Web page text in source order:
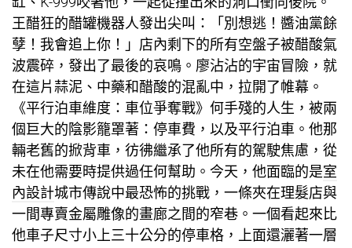
王醋狂的醋罐機器人發出尖叫：「別想逃！醬油黨餘
孽！我會追上你！」店內剩下的所有空盤子被醋酸氣
波震碎，發出了最後的哀鳴。廖沾沾的宇宙冒險，就
在這片蒜泥、中藥和醋酸的混亂中，拉開了帷幕。
《平行泊車維度：車位爭奪戰》何手殘的人生，被兩
個巨大的陰影籠罩著：停車費，以及平行泊車。他那
輛老舊的掀背車，彷彿繼承了他所有的駕駛焦慮，從
未在他需要時提供過任何幫助。今天，他面臨的是室
內設計城市傳說中最恐怖的挑戰，一條夾在理髮店與
一間專賣金屬雕像的畫廊之間的窄巷。一個看起來比
他車子尺寸小上三十公分的停車格，上面還灑著一層